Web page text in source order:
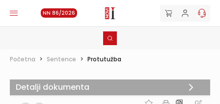
NN 86/2026
Početna > Sentence > Protutužba
Detalji dokumenta